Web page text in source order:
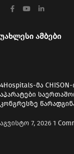
უახლესი ამბები
4Hospitals-მა
აპარატები
კონგრესზე
აგვისტო 7, 2026 1